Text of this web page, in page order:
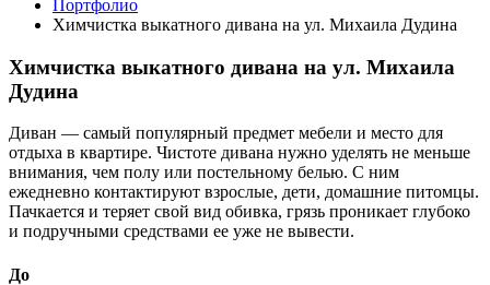
Портфолио
Химчистка выкатного дивана на ул. Михаила Дудина
Химчистка выкатного дивана на ул. Михаила
Дудина
Диван — самый популярный предмет мебели и место для
отдыха в квартире. Чистоте дивана нужно уделять не меньше
внимания, чем полу или постельному белью. С ним
ежедневно контактируют взрослые, дети, домашние питомцы.
Пачкается и теряет свой вид обивка, грязь проникает глубоко
и подручными средствами ее уже не вывести.
До